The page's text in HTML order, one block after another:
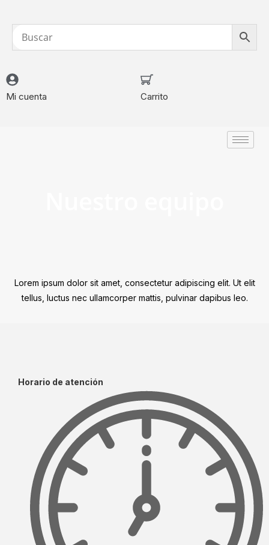
Mi cuenta Carrito
Lorem ipsum dolor sit amet, consectetur adipiscing elit. Ut elit
tellus, luctus nec ullamcorper mattis, pulvinar dapibus leo.
Horario de atención